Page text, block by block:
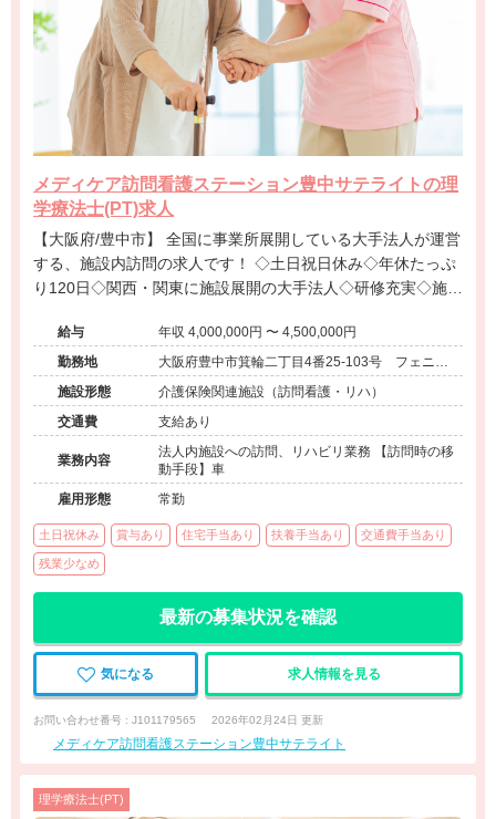
メディケア訪問看護ステーション豊中サテライトの理
学療法士(PT)求人
【大阪府/豊中市】 全国に事業所展開している大手法人が運営
する、施設内訪問の求人です！ ◇土日祝日休み◇年休たっぷ
り120日◇関西・関東に施設展開の大手法人◇研修充実◇施設
給与
年収 4,000,000円 〜 4,500,000円
勤務地
大阪府豊中市箕輪二丁目4番25-103号 フェニッ
クス豊中Ⅱ
施設形態
介護保険関連施設（訪問看護・リハ）
交通費
支給あり
業務内容
法人内施設への訪問、リハビリ業務 【訪問時の移
動手段】車
雇用形態
常勤
土日祝休み 賞与あり 住宅手当あり 扶養手当あり 交通費手当あり
残業少なめ
最新の募集状況を確認
気になる 求人情報を見る
お問い合わせ番号 : J101179565 2026年02月24日 更新
メディケア訪問看護ステーション豊中サテライト
理学療法士(PT)